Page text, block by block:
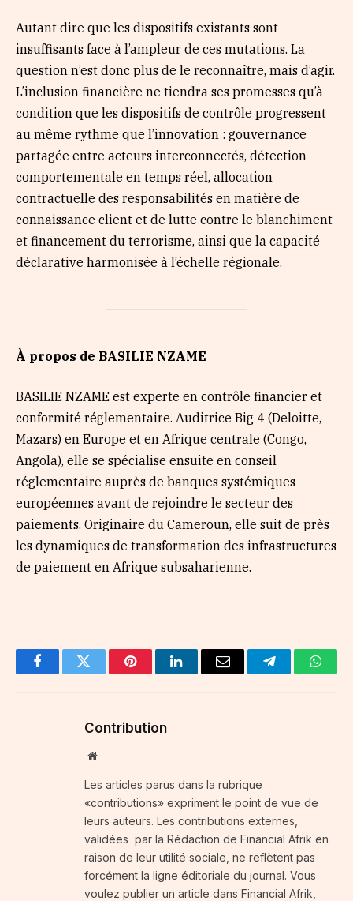
Autant dire que les dispositifs existants sont
insuffisants face à l’ampleur de ces mutations. La
question n’est donc plus de le reconnaître, mais d’agir.
L’inclusion financière ne tiendra ses promesses qu’à
condition que les dispositifs de contrôle progressent
au même rythme que l’innovation : gouvernance
partagée entre acteurs interconnectés, détection
comportementale en temps réel, allocation
contractuelle des responsabilités en matière de
connaissance client et de lutte contre le blanchiment
et financement du terrorisme, ainsi que la capacité
déclarative harmonisée à l’échelle régionale.
À propos de BASILIE NZAME
BASILIE NZAME est experte en contrôle financier et
conformité réglementaire. Auditrice Big 4 (Deloitte,
Mazars) en Europe et en Afrique centrale (Congo,
Angola), elle se spécialise ensuite en conseil
réglementaire auprès de banques systémiques
européennes avant de rejoindre le secteur des
paiements. Originaire du Cameroun, elle suit de près
les dynamiques de transformation des infrastructures
de paiement en Afrique subsaharienne.
FacebookTwitter PinterestLinkedInEmail Telegram
Contribution
Website
Les articles parus dans la rubrique
«contributions» expriment le point de vue de
leurs auteurs. Les contributions externes,
validées par la Rédaction de Financial Afrik en
raison de leur utilité sociale, ne reflètent pas
forcément la ligne éditoriale du journal. Vous
voulez publier un article dans Financial Afrik,